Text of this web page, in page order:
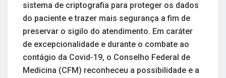
sistema de criptografia para proteger os dados
do paciente e trazer mais segurança a fim de
preservar o sigilo do atendimento. Em caráter
de excepcionalidade e durante o combate ao
contágio da Covid-19, o Conselho Federal de
Medicina (CFM) reconheceu a possibilidade e a